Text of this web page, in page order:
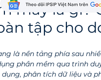
mây là gì?
tập cho
là nền tảng phía sau
phần mềm qua trình
phân tích dữ liệu và